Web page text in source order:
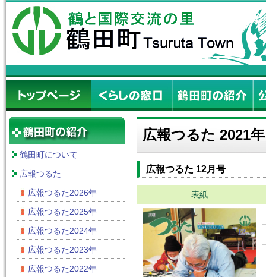
鶴田町について
広報つるた
広報つるた2026年
広報つるた2025年
広報つるた2024年
広報つるた2023年
広報つるた2022年
広報つるた 2021年
広報つるた 12月号
表紙